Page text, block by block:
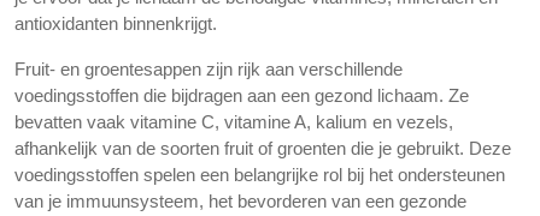
antioxidanten binnenkrijgt.
Fruit- en groentesappen zijn rijk aan verschillende
voedingsstoffen die bijdragen aan een gezond lichaam. Ze
bevatten vaak vitamine C, vitamine A, kalium en vezels,
afhankelijk van de soorten fruit of groenten die je gebruikt. Deze
voedingsstoffen spelen een belangrijke rol bij het ondersteunen
van je immuunsysteem, het bevorderen van een gezonde